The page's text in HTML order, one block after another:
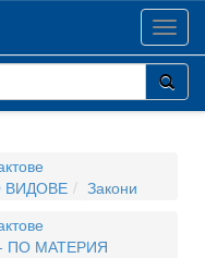
ВИДОВЕ
Закони
ПО МАТЕРИЯ